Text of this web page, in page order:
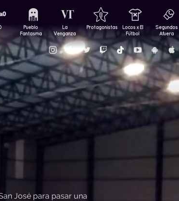
Pueblo
Fantasma
La
Venganza
Protagonistas
Locos x El
Fútbol
Segundos
Afuera
José para pasar una